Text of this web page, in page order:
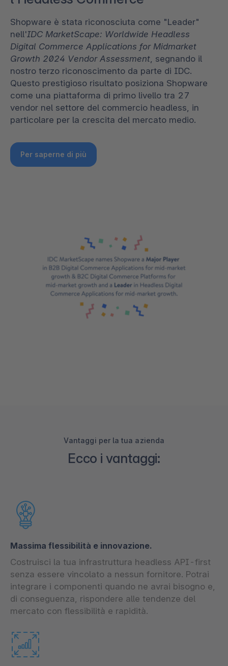
Shopware è stata riconosciuta come "Leader"
nell'IDC MarketScape: Worldwide Headless
Digital Commerce Applications for Midmarket
Growth 2024 Vendor Assessment , segnando il
nostro terzo riconoscimento da parte di IDC.
Questo prestigioso risultato posiziona Shopware
come una piattaforma di primo livello tra 27
vendor nel settore del commercio headless, in
particolare per la crescita del mercato medio.
Per saperne di più
Vantaggi per la tua azienda
Ecco i vantaggi:
Massima flessibilità e innovazione.
Costruisci la tua infrastruttura headless API-first
senza essere vincolato a nessun fornitore. Potrai
integrare i componenti quando ne avrai bisogno e,
di conseguenza, rispondere alle tendenze del
mercato con flessibilità e rapidità.